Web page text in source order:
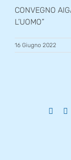
CONVEGNO
L’UOMO”
16 Giugno 2022